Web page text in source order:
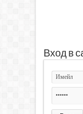
Вход в